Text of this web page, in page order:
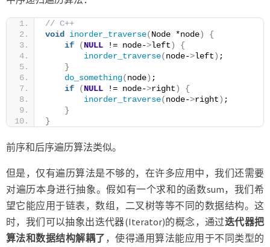
// C++
void inorder_traverse(Node *node)
{
if
(NULL != node->left)
{
inorder_traverse(node->left) ;
}
do_something(node) ;
if
(NULL != node->right)
{
inorder_traverse(node->right) ;
}
}
前序和后序遍历算法类似。
但是，仅有遍历算法是不够的，在许多应用中，我们还需要
对遍历本身进行抽象。假如有一个求和的函数sum，我们希
望它能应用于链表，数组，二叉树等等不同的数据结构。这
时，我们可以抽象出迭代器(Iterator)的概念，通过迭代器把
算法和数据结构解耦了 ，使得通用算法能应用于不同类型的